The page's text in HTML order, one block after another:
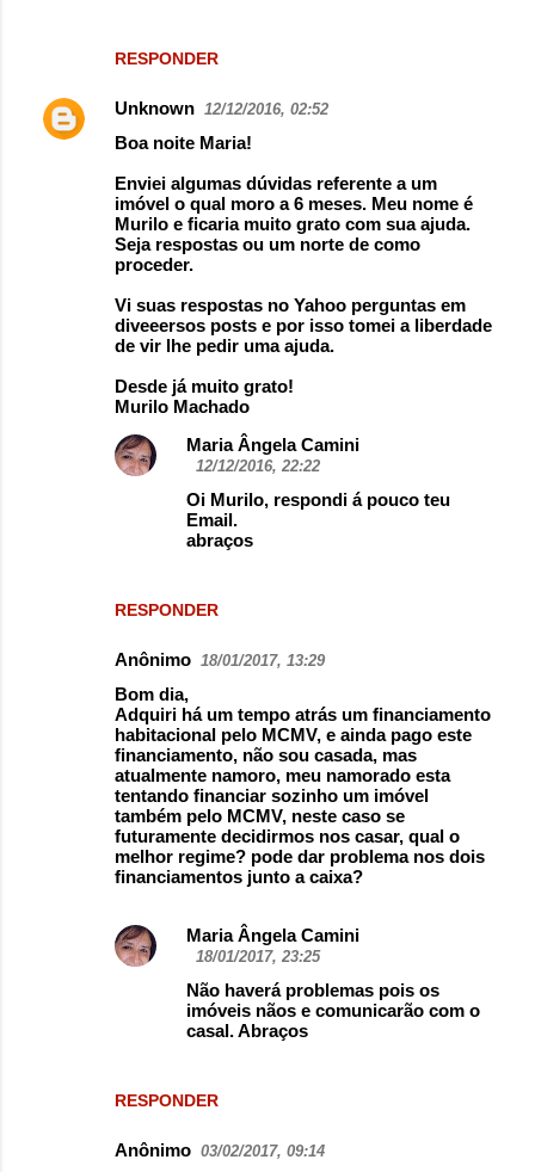
RESPONDER
Unknown 12/12/2016, 02:52
Boa noite Maria!
Enviei algumas dúvidas referente a um
imóvel o qual moro a 6 meses. Meu nome é
Murilo e ficaria muito grato com sua ajuda.
Seja respostas ou um norte de como
proceder.
Vi suas respostas no Yahoo perguntas em
diveeersos posts e por isso tomei a liberdade
de vir lhe pedir uma ajuda.
Desde já muito grato!
Murilo Machado
RESPONDER
Maria Ângela Camini
12/12/2016, 22:22
Oi Murilo, respondi á pouco teu
Email.
abraços
Anônimo 18/01/2017, 13:29
Bom dia,
Adquiri há um tempo atrás um financiamento
habitacional pelo MCMV, e ainda pago este
financiamento, não sou casada, mas
atualmente namoro, meu namorado esta
tentando financiar sozinho um imóvel
também pelo MCMV, neste caso se
futuramente decidirmos nos casar, qual o
melhor regime? pode dar problema nos dois
financiamentos junto a caixa?
RESPONDER
Maria Ângela Camini
18/01/2017, 23:25
Não haverá problemas pois os
imóveis nãos e comunicarão com o
casal. Abraços
Anônimo 03/02/2017, 09:14